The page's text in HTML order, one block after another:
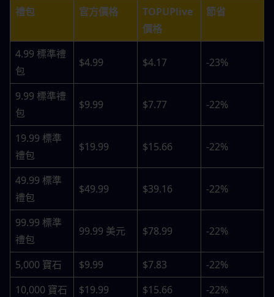
禮包 官方價格
TOPUPlive
價格
節省
4.99 標準禮
包
$4.99 $4.17 -23%
9.99 標準禮
包
$9.99 $7.77 -22%
19.99 標準
禮包
$19.99 $15.66 -22%
49.99 標準
禮包
$49.99 $39.16 -22%
99.99 標準
禮包
99.99 美元 $78.99 -22%
5,000 寶石 $9.99 $7.83
-22%
10,000 寶石
$19.99 $15.66
-22%